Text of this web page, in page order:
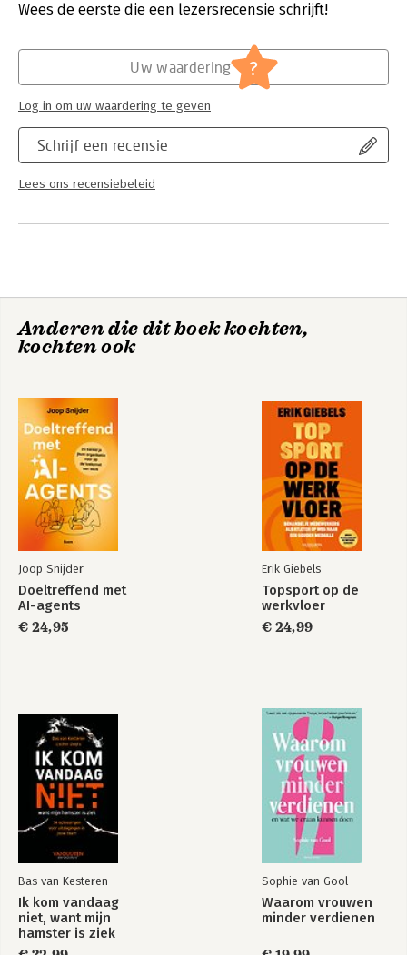
Wees de eerste die een lezersrecensie schrijft!
Schrijf een recensie
Lees ons recensiebeleid
Uw waardering ?
Log in om uw waardering te geven
Anderen die dit boek kochten,
kochten ook
Joop Snijder
Doeltreffend met
AI-agents
€ 24,95
Erik Giebels
Topsport op de
werkvloer
€ 24,99
Bas van Kesteren
Ik kom vandaag
niet, want mijn
hamster is ziek
Sophie van Gool
Waarom vrouwen
minder verdienen